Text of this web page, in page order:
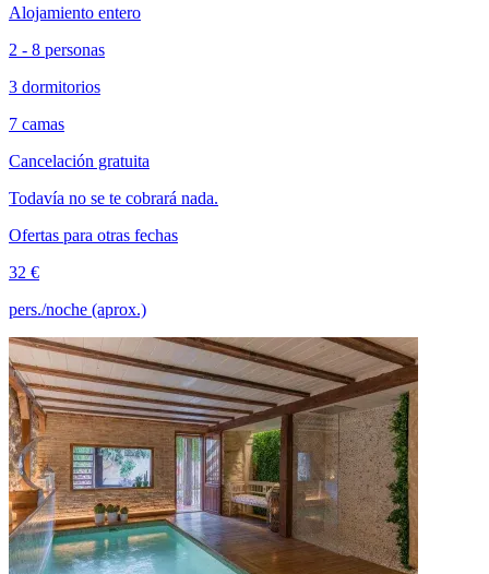
Alojamiento entero
2 - 8 personas
3 dormitorios
7 camas
Cancelación gratuita
Todavía no se te cobrará nada.
Ofertas para otras fechas
32 €
pers./noche (aprox.)